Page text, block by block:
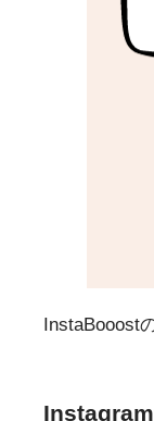
InstaBooost